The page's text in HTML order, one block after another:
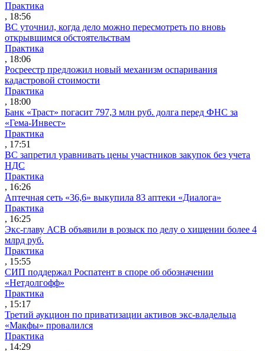
Практика
, 18:56
ВС уточнил, когда дело можно пересмотреть по вновь
открывшимся обстоятельствам
Практика
, 18:06
Росреестр предложил новый механизм оспаривания
кадастровой стоимости
Практика
, 18:00
Банк «Траст» погасит 797,3 млн руб. долга перед ФНС за
«Гема-Инвест»
Практика
, 17:51
ВС запретил уравнивать цены участников закупок без учета
НДС
Практика
, 16:26
Аптечная сеть «36,6» выкупила 83 аптеки «Диалога»
Практика
, 16:25
Экс-главу АСВ объявили в розыск по делу о хищении более 4
млрд руб.
Практика
, 15:55
СИП поддержал Роспатент в споре об обозначении
«Нетдолгофф»
Практика
, 15:17
Третий аукцион по приватизации активов экс-владельца
«Макфы» провалился
Практика
, 14:29